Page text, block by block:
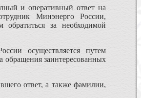
и оперативный ответ на
Минэнерго России,
за необходимой
осуществляется путем
обращения заинтересованных
ответ, а также фамилии,